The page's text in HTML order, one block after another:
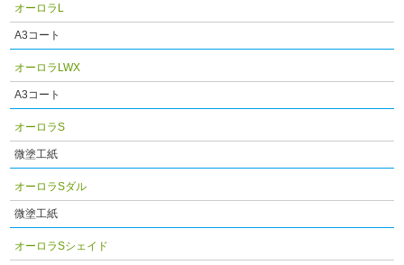
オーロラL
A3コート
オーロラLWX
A3コート
オーロラS
微塗工紙
オーロラSダル
微塗工紙
オーロラSシェイド